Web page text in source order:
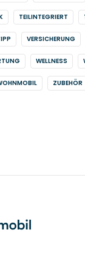
TEILINTEGRIERT
VERSICHERUNG
WELLNESS
ZUBEHÖR